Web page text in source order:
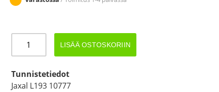
KUOMUSARANASARJA
määrä
LISÄÄ OSTOSKORIIN
Tunnistetiedot
Jaxal L193 10777